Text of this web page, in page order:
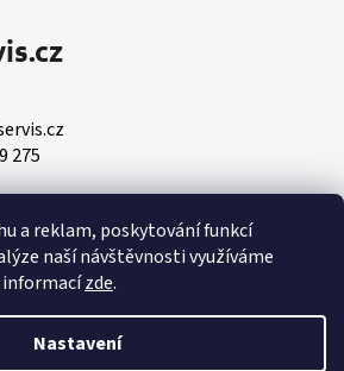
a reklam, poskytování funkcí
naší návštěvnosti využíváme
informacízde.
Nastavení
275